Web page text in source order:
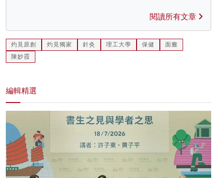
閱讀所有文章
灼見原創 灼見獨家 針灸 理工大學 保健
面癱
陳妙霞
編輯精選